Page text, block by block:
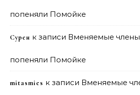
попеняли Помойке
Сурен к записи Вменяемые
попеняли Помойке
mitasmies к записи Вменяемые